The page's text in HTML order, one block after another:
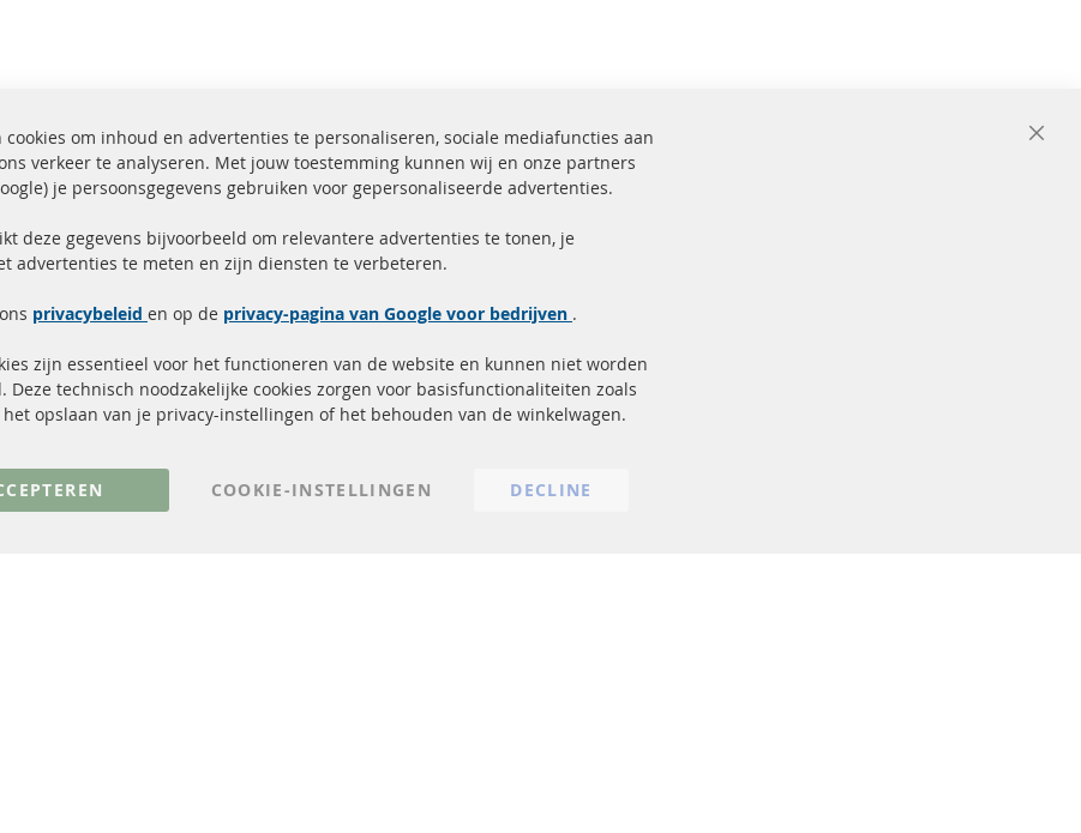
in voorraad
gehomologeerd met e-markering
Snelle links
Roetfilter reiniging
Katalysator (KAT)
FAQ
Kundenservice
Betaalmethoden
Verzendingskosten
AGB
Annuleringsvoorwaarden
Close
cookies om inhoud en advertenties te personaliseren, sociale mediafuncties aan
verkeer te analyseren. Met jouw toestemming kunnen wij en onze partners
je persoonsgegevens gebruiken voor gepersonaliseerde advertenties.
deze gegevens bijvoorbeeld om relevantere advertenties te tonen, je
advertenties te meten en zijn diensten te verbeteren.
privacybeleid en op de privacy-pagina van Google voor bedrijven .
zijn essentieel voor het functioneren van de website en kunnen niet worden
Deze technisch noodzakelijke cookies zorgen voor basisfunctionaliteiten zoals
opslaan van je privacy-instellingen of het behouden van de winkelwagen.
COOKIE-INSTELLINGEN DECLINE